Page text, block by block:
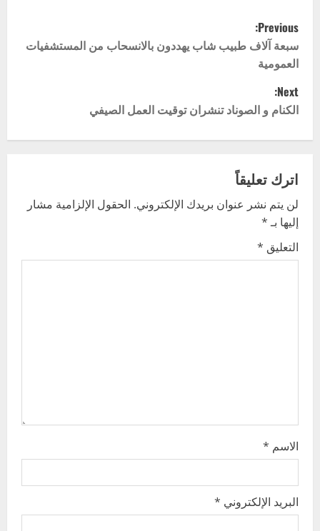
P
o
s
t
n
a
v
i
g
Previous:
سبعة آلاف طبيب شاب يهددون بالانسحاب من المستشفيات
العمومية
Next:
الكنام و الصوناد تنشران توقيت العمل الصيفي
اترك تعليقاً
لن يتم نشر عنوان بريدك الإلكتروني. الحقول الإلزامية مشار
إليها بـ*
التعليق *
الاسم *
البريد الإلكتروني *